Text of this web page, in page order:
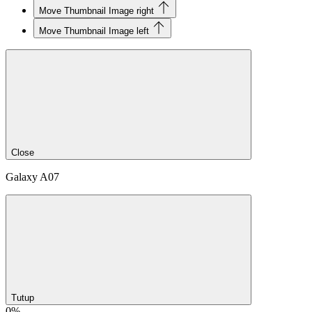
Move Thumbnail Image right
Move Thumbnail Image left
Close
Galaxy A07
Tutup